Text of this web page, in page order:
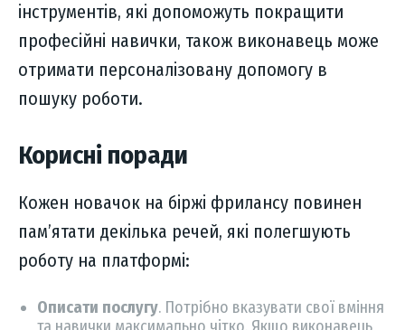
інструментів, які допоможуть покращити
професійні навички, також виконавець може
отримати персоналізовану допомогу в
пошуку роботи.
Корисні поради
Кожен новачок на біржі фрилансу повинен
пам’ятати декілька речей, які полегшують
роботу на платформі:
Описати послугу. Потрібно вказувати свої вміння